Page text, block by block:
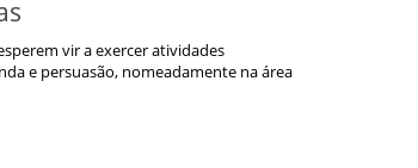
vir a exercer atividades
e persuasão, nomeadamente na área